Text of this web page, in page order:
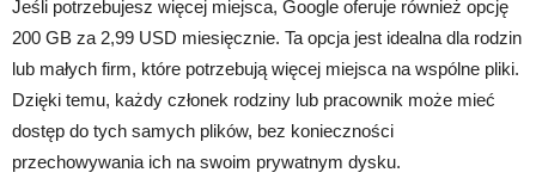
Jeśli potrzebujesz więcej miejsca, Google oferuje również opcję
200 GB za 2,99 USD miesięcznie. Ta opcja jest idealna dla rodzin
lub małych firm, które potrzebują więcej miejsca na wspólne pliki.
Dzięki temu, każdy członek rodziny lub pracownik może mieć
dostęp do tych samych plików, bez konieczności
przechowywania ich na swoim prywatnym dysku.